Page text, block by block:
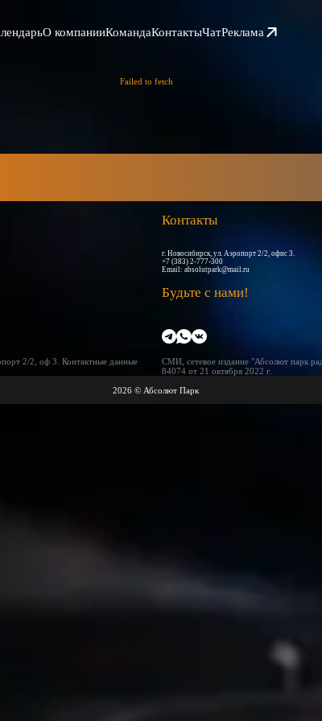
О компанииКомандаКонтактыЧатРеклама
Failed to fetch
Контакты
г. Новосибирск, ул. Аэропорт 2/2, офис 3.
+7 (383) 2-777-300
Email: absolutpark@mail.ru
Будьте с нами!
2/2, оф 3. Контактные данные
СМИ, сетевое издание "Абсолют парк
84074 от 21 октября 2022 г.
2026 © Абсолют Парк